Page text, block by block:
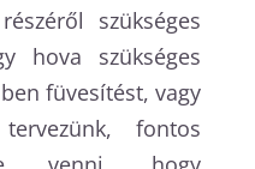
szükséges
hova szükséges
füvesítést, vagy
fontos